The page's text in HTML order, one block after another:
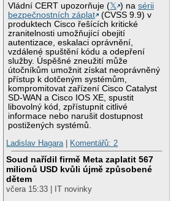
Vládní CERT upozorňuje (𝕏 ) nasérii
bezpečnostních záplat
(CVSS 9.9) v
produktech Cisco řešících kritické
zranitelnosti umožňující obejití
autentizace, eskalaci oprávnění,
vzdálené spuštění kódu a odepření
služby. Úspěšné zneužití může
útočníkům umožnit získat neoprávněný
přístup k dotčeným systémům,
kompromitovat zařízení Cisco Catalyst
SD-WAN a Cisco IOS XE, spustit
libovolný kód, zpřístupnit citlivé
informace nebo narušit dostupnost
postižených systémů.
Ladislav Hagara| Komentářů: 2
Soud nařídil firmě Meta zaplatit 567
milionů USD kvůli újmě způsobené
dětem
včera 15:33 | IT novinky